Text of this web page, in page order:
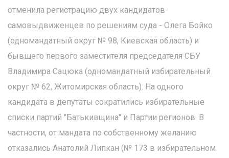
отменила регистрацию двух кандидатов-
самовыдвиженцев по решениям суда - Олега Бойко
(одномандатный округ № 98, Киевская область) и
бывшего первого заместителя председателя СБУ
Владимира Сацюка (одномандатный избирательный
округ № 62, Житомирская область). На одного
кандидата в депутаты сократились избирательные
списки партий "Батькивщина" и Партии регионов. В
частности, от мандата по собственному желанию
отказались Анатолий Липкан (№ 173 в избирательном